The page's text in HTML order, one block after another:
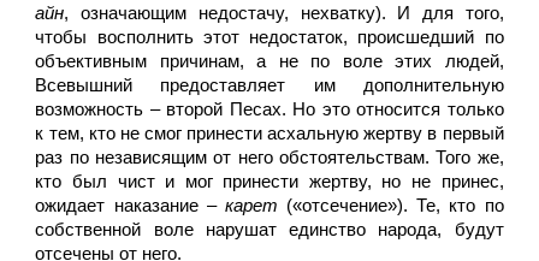
айн, означающим недостачу, нехватку). И для того,
чтобы восполнить этот недостаток, происшедший по
объективным причинам, а не по воле этих людей,
Всевышний предоставляет им дополнительную
возможность – второй Песах. Но это относится только
к тем, кто не смог принести асхальную жертву в первый
раз по независящим от него обстоятельствам. Того же,
кто был чист и мог принести жертву, но не принес,
ожидает наказание – карет («отсечение»). Те, кто по
собственной воле нарушат единство народа, будут
отсечены от него.